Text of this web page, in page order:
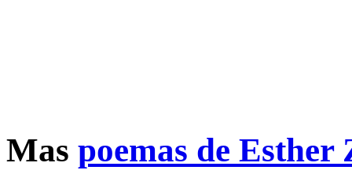
Mas poemas de